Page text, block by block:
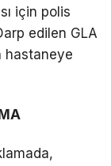
için polis
edilen GLA
hastaneye